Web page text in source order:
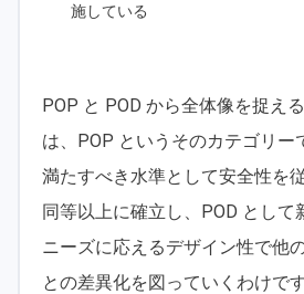
施している
POP と POD から全体像を捉え
は、POP というそのカテゴリー
満たすべき水準として安全性を
同等以上に確立し、POD として
ニーズに応えるデザイン性で他
との差異化を図っていくわけです